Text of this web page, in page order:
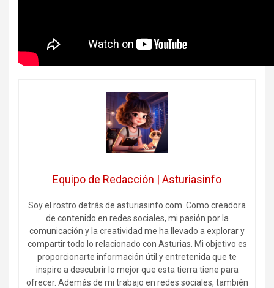
Equipo de Redacción | Asturiasinfo
Soy el rostro detrás de asturiasinfo.com. Como creadora
de contenido en redes sociales, mi pasión por la
comunicación y la creatividad me ha llevado a explorar y
compartir todo lo relacionado con Asturias. Mi objetivo es
proporcionarte información útil y entretenida que te
inspire a descubrir lo mejor que esta tierra tiene para
ofrecer. Además de mi trabajo en redes sociales, también